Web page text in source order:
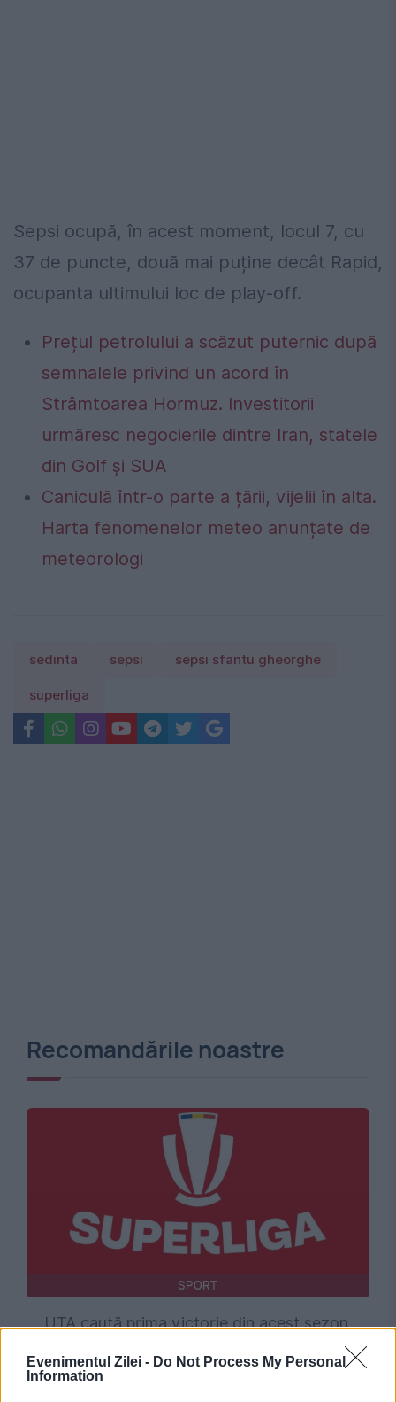
Evenimentul Zilei - Do Not Process My Personal
Information
Sepsi ocupă, în acest moment, locul 7, cu
37 de puncte, două mai puține decât Rapid,
ocupanta ultimului loc de play-off.
Prețul petrolului a scăzut puternic după
semnalele privind un acord în
Strâmtoarea Hormuz. Investitorii
urmăresc negocierile dintre Iran, statele
din Golf și SUA
Caniculă într-o parte a țării, vijelii în alta.
Harta fenomenelor meteo anunțate de
meteorologi
sedinta sepsi sepsi sfantu gheorghe
superliga
Recomandările noastre
SPORT
UTA caută prima victorie din acest sezon,
contra Rapidului. Formațiile probabile și